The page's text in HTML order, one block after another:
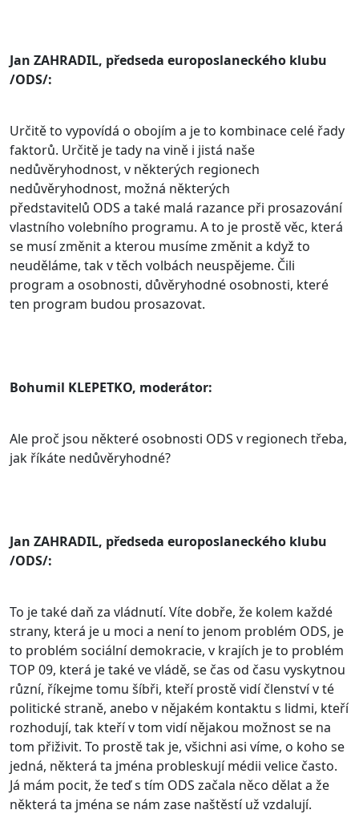
Jan ZAHRADIL, předseda europoslaneckého klubu
/ODS/:
Určitě to vypovídá o obojím a je to kombinace celé řady
faktorů. Určitě je tady na vině i jistá naše
nedůvěryhodnost, v některých regionech
nedůvěryhodnost, možná některých
představitelů ODS a také malá razance při prosazování
vlastního volebního programu. A to je prostě věc, která
se musí změnit a kterou musíme změnit a když to
neuděláme, tak v těch volbách neuspějeme. Čili
program a osobnosti, důvěryhodné osobnosti, které
ten program budou prosazovat.
Bohumil KLEPETKO, moderátor:
Ale proč jsou některé osobnosti ODS v regionech třeba,
jak říkáte nedůvěryhodné?
Jan ZAHRADIL, předseda europoslaneckého klubu
/ODS/:
To je také daň za vládnutí. Víte dobře, že kolem každé
strany, která je u moci a není to jenom problém ODS, je
to problém sociální demokracie, v krajích je to problém
TOP 09, která je také ve vládě, se čas od času vyskytnou
různí, říkejme tomu šíbři, kteří prostě vidí členství v té
politické straně, anebo v nějakém kontaktu s lidmi, kteří
rozhodují, tak kteří v tom vidí nějakou možnost se na
tom přiživit. To prostě tak je, všichni asi víme, o koho se
jedná, některá ta jména probleskují médii velice často.
Já mám pocit, že teď s tím ODS začala něco dělat a že
některá ta jména se nám zase naštěstí už vzdalují.